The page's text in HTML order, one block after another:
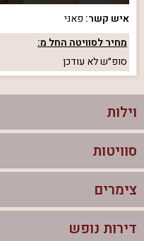
איש קשר: פאני
מחיר לסוויטה החל מ:
סופ״שלא עודכן
וילות
וילות בצפון
וילות להשכרה
סוויטות
סוויטות בצפון
צימרים לזוגות עם בריכה פרטית
צימרים
צימרים בצפון
דירות נופש